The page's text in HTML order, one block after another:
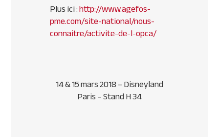
Plus ici :http://www.agefos-
pme.com/site-national/nous-
connaitre/activite-de-l-opca/
14 & 15 mars 2018 – Disneyland
Paris – Stand H 34